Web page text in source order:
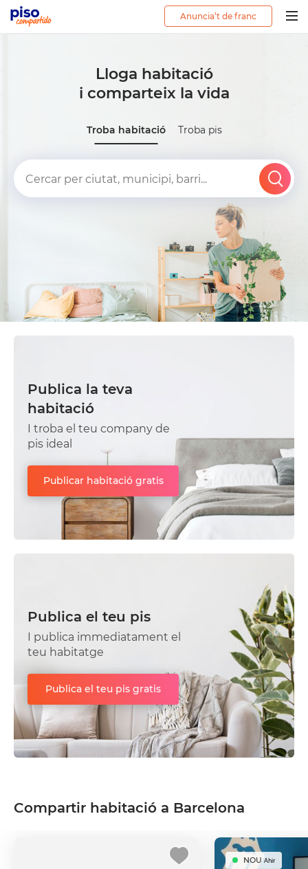
Anuncia’t de franc
Lloga habitació
i comparteix la vida
Troba habitació Troba pis
Publica la teva
habitació
I troba el teu company de
pis ideal
Publicar habitació gratis
Publica el teu pis
I publica immediatament el
teu habitatge
Publica el teu pis gratis
Compartir habitació a Barcelona
NOUAhir